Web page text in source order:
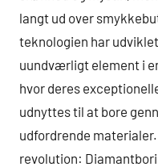
langt ud over
teknologien har
uundværligt element i
hvor deres
udnyttes til at bore
udfordrende
revolution: